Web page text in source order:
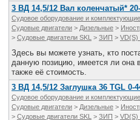
3 ВД 14,5/12 Вал коленчатый*
Судовое оборудование и комплектующие
Судовые двигатели > Дизельные >
> Судовые двигатели SKL > ЗИП > VD(S)
Здесь вы можете узнать, кто
данную позицию, имеется ли она
также её стоимость.
3 ВД 14,5/12 Заглушка 36 TGL 0-
Судовое оборудование и комплектующие
Судовые двигатели > Дизельные >
> Судовые двигатели SKL > ЗИП > VD(S)